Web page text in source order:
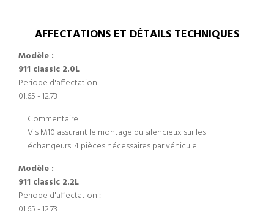
AFFECTATIONS ET DÉTAILS TECHNIQUES
Modèle :
911 classic 2.0L
Periode d'affectation :
01.65 - 12.73
Commentaire :
Vis M10 assurant le montage du silencieux sur les
échangeurs. 4 pièces nécessaires par véhicule
Modèle :
911 classic 2.2L
Periode d'affectation :
01.65 - 12.73